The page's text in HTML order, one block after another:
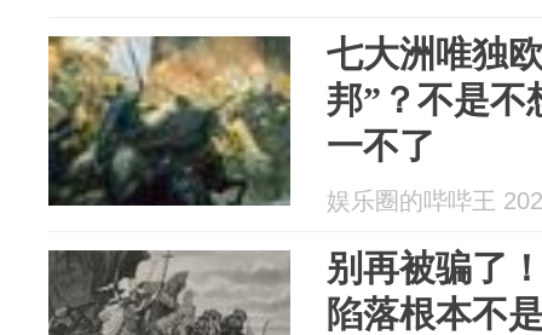
七大洲唯独
邦”？不是不
一不了
娱乐圈的哔哔王
别再被骗了
陷落根本不